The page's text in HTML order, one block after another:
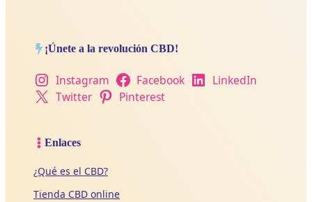
¡Únete a la revolución CBD!
Instagram Facebook
LinkedIn
Twitter
Pinterest
Enlaces
¿Qué es el CBD?
Tienda CBD online